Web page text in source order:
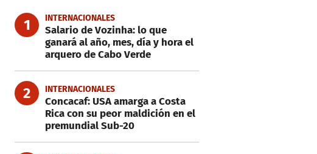
1 INTERNACIONALES
Salario de Vozinha: lo que
ganará al año, mes, día y hora el
arquero de Cabo Verde
2 INTERNACIONALES
Concacaf: USA amarga a Costa
Rica con su peor maldición en el
premundial Sub-20